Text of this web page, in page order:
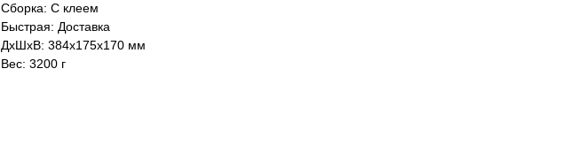
Сборка: С клеем
Быстрая: Доставка
ДxШxВ: 384x175x170 мм
Вес: 3200 г